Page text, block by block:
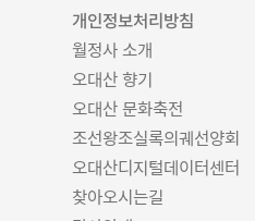
개인정보처리방침
월정사 소개
오대산 향기
오대산 문화축전
조선왕조실록의궤선양회
오대산디지털데이터센터
찾아오시는길